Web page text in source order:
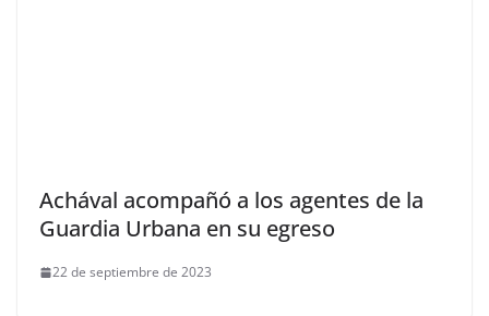
Achával acompañó a los agentes de la
Guardia Urbana en su egreso
22 de septiembre de 2023